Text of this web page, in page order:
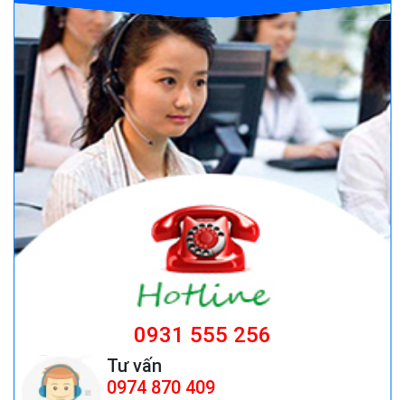
Quạt đứng công nghiệp AFAN 7 tất FS650
Giá:1.720.500 đ
Bộ điều khiển nguồn Fotek TSC-340
ghế công nhân
0931 555 256
Tư vấn
0974 870 409